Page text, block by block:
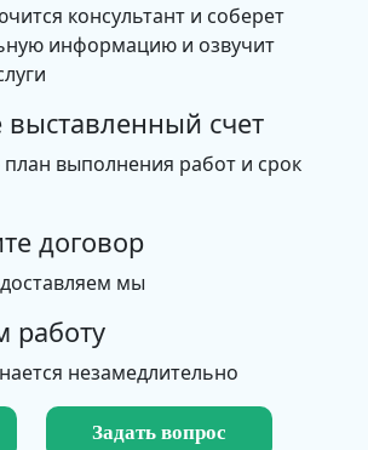
консультант и соберет
информацию и озвучит
выставленный счет
выполнения работ и срок
договор
мы
работу
незамедлительно
Задать вопрос